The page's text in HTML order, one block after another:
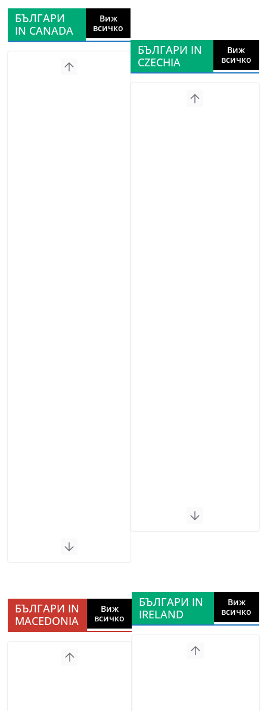
БЪЛГАРИ
IN CANADA
Виж
всичко
БЪЛГАРИ IN
CZECHIA
Виж
всичко
БЪЛГАРИ IN
MACEDONIA
Виж
всичко
БЪЛГАРИ IN
IRELAND
Виж
всичко